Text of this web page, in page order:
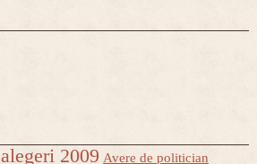
alegeri 2009 Avere de politician